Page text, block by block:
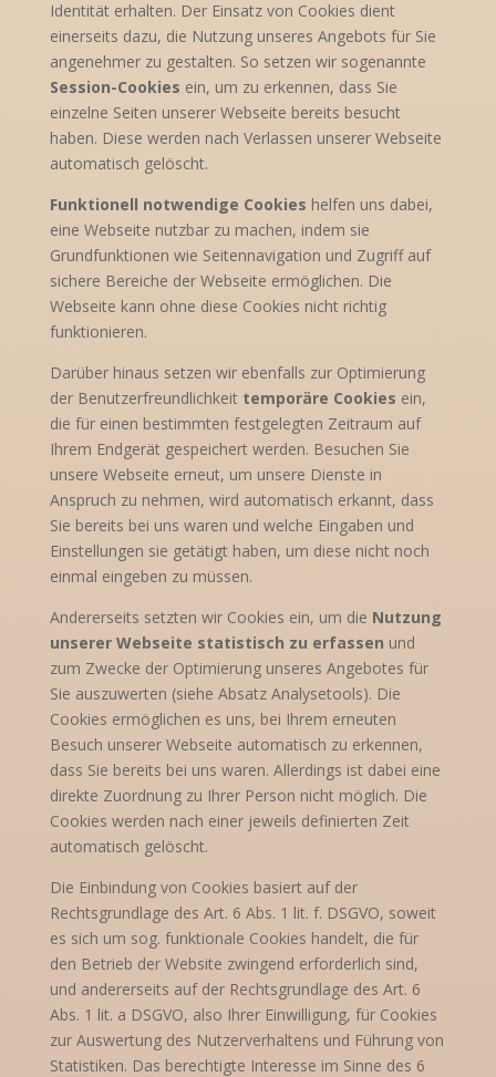
Identität erhalten. Der Einsatz von Cookies dient
einerseits dazu, die Nutzung unseres Angebots für Sie
angenehmer zu gestalten. So setzen wir sogenannte
Session-Cookies ein, um zu erkennen, dass Sie
einzelne Seiten unserer Webseite bereits besucht
haben. Diese werden nach Verlassen unserer Webseite
automatisch gelöscht.
Funktionell notwendige Cookies helfen uns dabei,
eine Webseite nutzbar zu machen, indem sie
Grundfunktionen wie Seitennavigation und Zugriff auf
sichere Bereiche der Webseite ermöglichen. Die
Webseite kann ohne diese Cookies nicht richtig
funktionieren.
Darüber hinaus setzen wir ebenfalls zur Optimierung
der Benutzerfreundlichkeit temporäre Cookies ein,
die für einen bestimmten festgelegten Zeitraum auf
Ihrem Endgerät gespeichert werden. Besuchen Sie
unsere Webseite erneut, um unsere Dienste in
Anspruch zu nehmen, wird automatisch erkannt, dass
Sie bereits bei uns waren und welche Eingaben und
Einstellungen sie getätigt haben, um diese nicht noch
einmal eingeben zu müssen.
Andererseits setzten wir Cookies ein, um die Nutzung
unserer Webseite statistisch zu erfassen und
zum Zwecke der Optimierung unseres Angebotes für
Sie auszuwerten (siehe Absatz Analysetools). Die
Cookies ermöglichen es uns, bei Ihrem erneuten
Besuch unserer Webseite automatisch zu erkennen,
dass Sie bereits bei uns waren. Allerdings ist dabei eine
direkte Zuordnung zu Ihrer Person nicht möglich. Die
Cookies werden nach einer jeweils definierten Zeit
automatisch gelöscht.
Die Einbindung von Cookies basiert auf der
Rechtsgrundlage des Art. 6 Abs. 1 lit. f. DSGVO, soweit
es sich um sog. funktionale Cookies handelt, die für
den Betrieb der Website zwingend erforderlich sind,
und andererseits auf der Rechtsgrundlage des Art. 6
Abs. 1 lit. a DSGVO, also Ihrer Einwilligung, für Cookies
zur Auswertung des Nutzerverhaltens und Führung von
Statistiken. Das berechtigte Interesse im Sinne des 6